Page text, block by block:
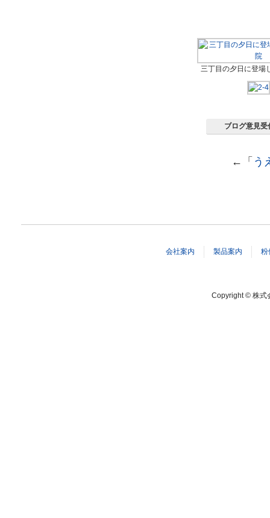
三丁目の夕日に登場
ブログ意見受
←「 う
会社案内 製品案内 粉
Copyright © 株式